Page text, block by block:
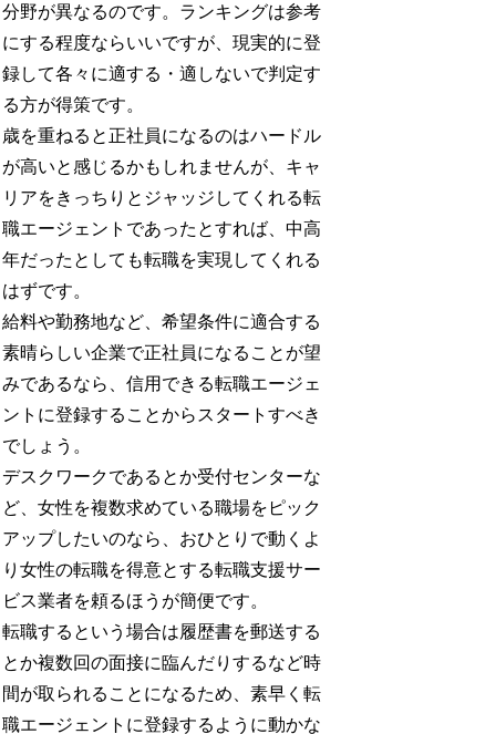
分野が異なるのです。ランキングは参考
にする程度ならいいですが、現実的に登
録して各々に適する・適しないで判定す
る方が得策です。
歳を重ねると正社員になるのはハードル
が高いと感じるかもしれませんが、キャ
リアをきっちりとジャッジしてくれる転
職エージェントであったとすれば、中高
年だったとしても転職を実現してくれる
はずです。
給料や勤務地など、希望条件に適合する
素晴らしい企業で正社員になることが望
みであるなら、信用できる転職エージェ
ントに登録することからスタートすべき
でしょう。
デスクワークであるとか受付センターな
ど、女性を複数求めている職場をピック
アップしたいのなら、おひとりで動くよ
り女性の転職を得意とする転職支援サー
ビス業者を頼るほうが簡便です。
転職するという場合は履歴書を郵送する
とか複数回の面接に臨んだりするなど時
間が取られることになるため、素早く転
職エージェントに登録するように動かな